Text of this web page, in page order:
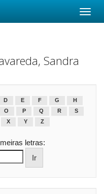
Sandra
D E F G
H
O P Q R
S
X Y Z
letras: